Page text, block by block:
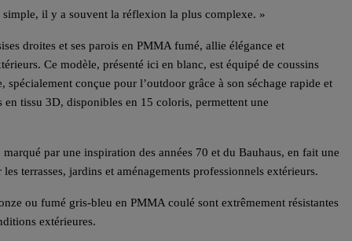
il y a souvent la réflexion la plus complexe. »
droites et ses parois en PMMA fumé, allie élégance et
Ce modèle, présenté ici en blanc, est équipé de coussins
conçue pour l’outdoor grâce à son séchage rapide et
en tissu 3D, disponibles en 15 coloris, permettent une
par une inspiration des années 70 et du Bauhaus, en fait une
terrasses, jardins et aménagements professionnels extérieurs.
ou fumé gris-bleu en PMMA coulé sont extrêmement résistantes
extérieures.